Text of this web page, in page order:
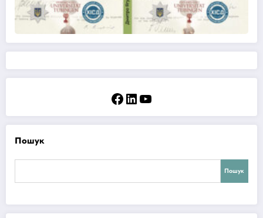
Facebook
LinkedIn
YouTube
Пошук
Пошук